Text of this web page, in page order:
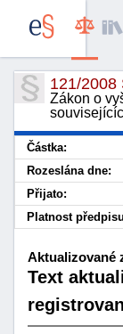
121/2008
Zákon o
Částka:
Rozeslána dne:
Přijato:
Platnost
Aktualizované
Text